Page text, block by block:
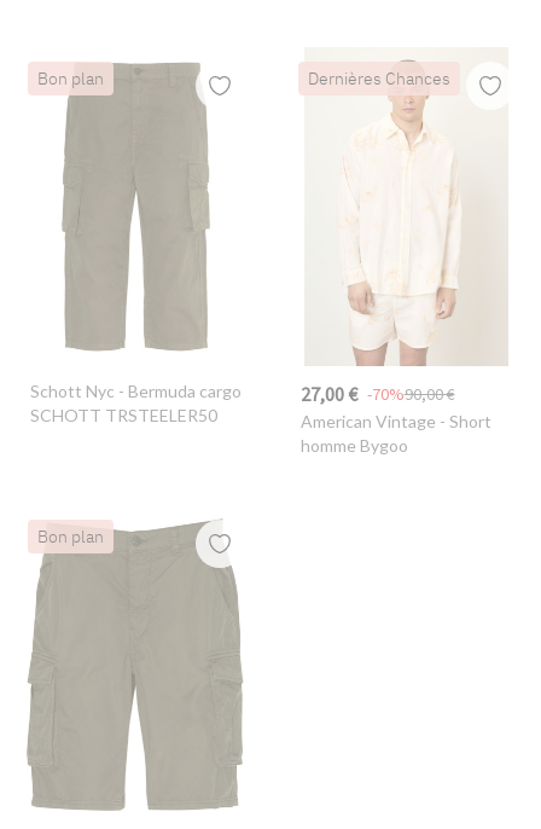
Bon plan
Schott Nyc - Bermuda cargo
SCHOTT TRSTEELER50
Dernières Chances
27,00 € 90,00 €
-70%
American Vintage - Short
homme Bygoo
Bon plan